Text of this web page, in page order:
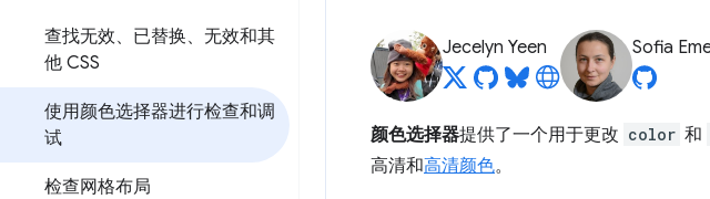
查找无效、已替换、无效和其
他 CSS
使用颜色选择器进行检查和调
试
检查网格布局
Jecelyn Yeen Sofia
颜色选择器提供了一个用于更改 color 和
高清和高清颜色。